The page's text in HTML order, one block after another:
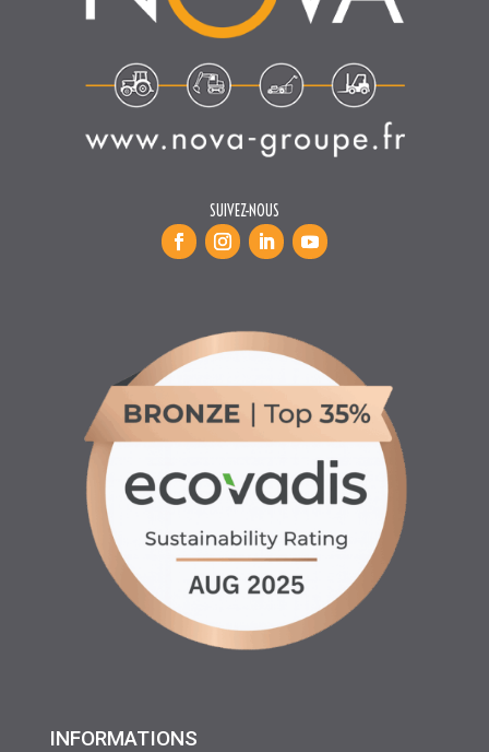
SUIVEZ-NOUS
INFORMATIONS